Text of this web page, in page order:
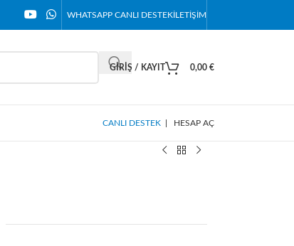
WHATSAPP CANLI DESTEKİLETIŞIM
GIRIŞ / KAYIT 0,00 €
CANLI DESTEK HESAP AÇ